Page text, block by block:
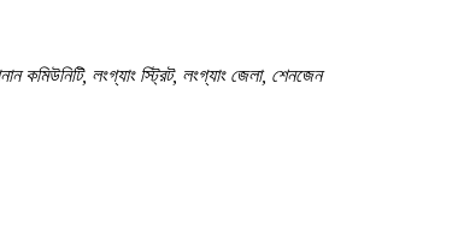
কমিউনিটি, লংগ্যাং স্ট্রিট, লংগ্যাং জেলা, শেনজেন